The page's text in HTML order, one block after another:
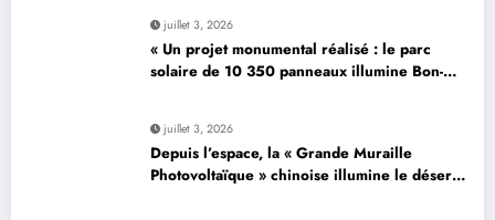
juillet 3, 2026
« Un projet monumental réalisé : le parc
solaire de 10 350 panneaux illumine Bon-…
juillet 3, 2026
Depuis l’espace, la « Grande Muraille
Photovoltaïque » chinoise illumine le désert